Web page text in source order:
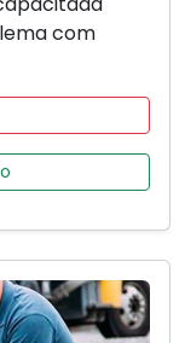
com